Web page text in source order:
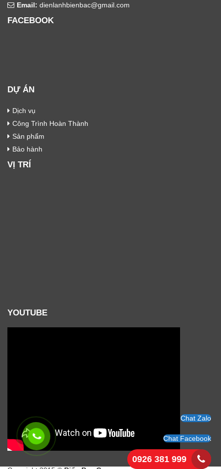
Email: dienlanhbienbac@gmail.com
FACEBOOK
DỰ ÁN
Dịch vụ
Công Trình Hoàn Thành
Sản phẩm
Bảo hành
VỊ TRÍ
YOUTUBE
Chat Zalo
Chat Facebook
0926 381 999